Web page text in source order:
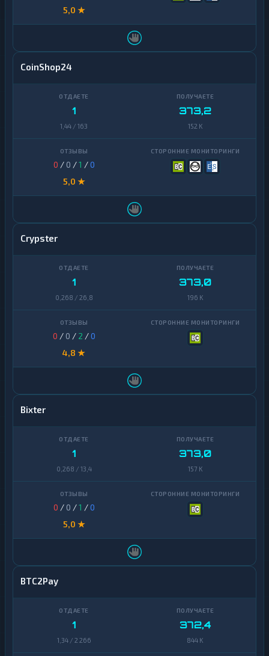
5,0 ★
CoinShop24
1
1,44 / 163
373,2
152 K
0 / 0 /1 /0
5,0 ★
Crypster
1
0,268 / 26,8
373,0
196 K
0 / 0 / 2 /0
4,8 ★
Bixter
1
0,268 / 13,4
373,0
157 K
0 / 0 /1 /0
5,0 ★
BTC2Pay
1
1,34 / 2 266
372,4
844 K